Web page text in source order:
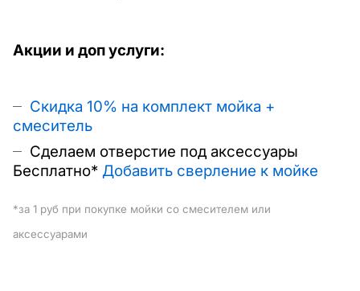
Акции и доп услуги:
Скидка 10% на комплект мойка +
смеситель
Сделаем отверстие под аксессуары
Бесплатно* Добавить сверление к мойке
*за 1 руб при покупке мойки со смесителем или
аксессуарами